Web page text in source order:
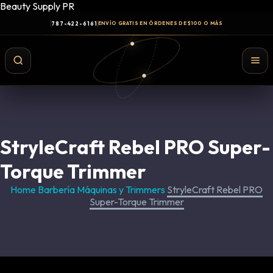
Beauty Supply PR
787-422-6161 ENVÍO GRATIS EN ÓRDENES DE $100 O MÁS
StryleCraft Rebel PRO Super-
Torque Trimmer
Home Barbería Máquinas y Trimmers StryleCraft Rebel PRO
Super-Torque Trimmer